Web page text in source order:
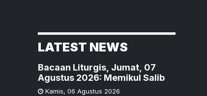
LATEST NEWS
Bacaan Liturgis, Jumat, 07
Agustus 2026: Memikul Salib
Kamis, 06 Agustus 2026